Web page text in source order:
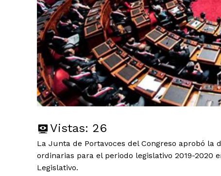
Vistas: 26
La Junta de Portavoces del Congreso aprobó
ordinarias para el periodo legislativo 2019-2020
Legislativo.